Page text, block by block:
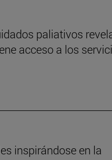
paliativos
acceso a los
inspirándose en la